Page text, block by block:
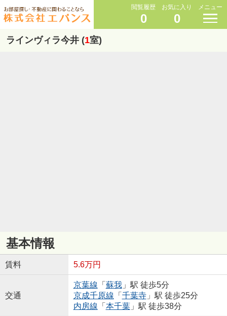
閲覧履歴
0
お気に入り
0
メニュー
ラインヴィラ今井 (1室)
基本情報
賃料 5.6万円
交通
京葉線 「 蘇我」駅 徒歩5分
京成千原線 「 千葉寺」駅 徒歩25分
内房線 「 本千葉」駅 徒歩38分